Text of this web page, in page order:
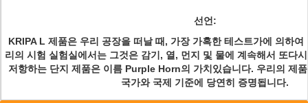
선언:
KRIPA L 제품은 우리 공장을 떠날 때, 가장 가혹한 테스트가에 의하여
리의 시험 실험실에서는 그것은 감기, 열, 먼지 및 물에 계속해서 또다
저항하는 단지 제품은 이름 Purple Horn의 가치있습니다. 우리의 제
국가와 국제 기준에 당연히 증명됩니다.